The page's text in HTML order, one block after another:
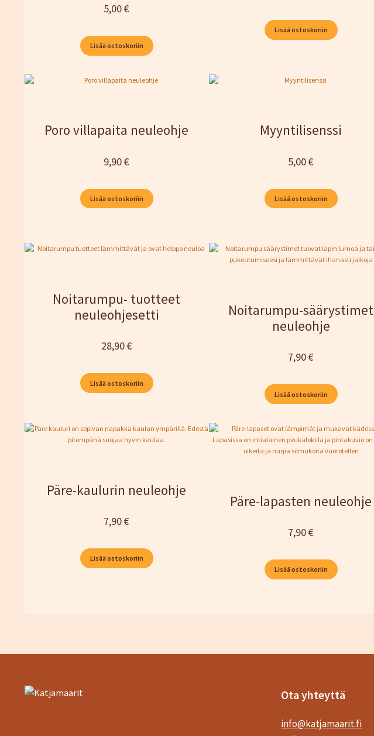
5,00€
Lisää ostoskoriin
Lisää ostoskoriin
Poro villapaita neuleohje
9,90€
Lisää ostoskoriin
Myyntilisenssi
5,00€
Lisää ostoskoriin
Noitarumpu- tuotteet
neuleohjesetti
28,90€
Lisää ostoskoriin
Noitarumpu-säärystimet
neuleohje
7,90€
Lisää ostoskoriin
Päre-kaulurin neuleohje
7,90€
Lisää ostoskoriin
Päre-lapasten neuleohje
7,90€
Lisää ostoskoriin
Ota yhteyttä
info@katjamaarit.fi